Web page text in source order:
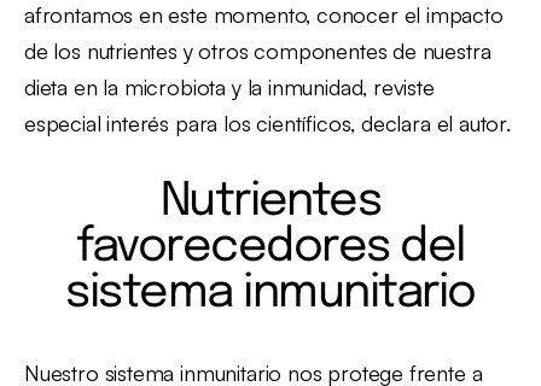
afrontamos en este momento, conocer el impacto
de los nutrientes y otros componentes de nuestra
dieta en la microbiota y la inmunidad, reviste
especial interés para los científicos, declara el autor.
Nutrientes
favorecedores del
sistema inmunitario
Nuestro sistema inmunitario nos protege frente a